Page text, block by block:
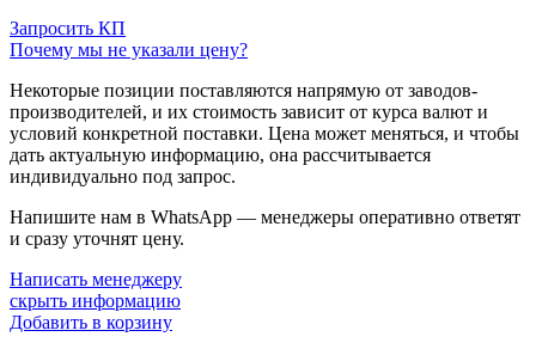
Запросить КП
Почему мы не указали цену?
Некоторые позиции поставляются напрямую от заводов-
производителей, и их стоимость зависит от курса валют и
условий конкретной поставки. Цена может меняться, и чтобы
дать актуальную информацию, она рассчитывается
индивидуально под запрос.
Напишите нам в WhatsApp — менеджеры оперативно ответят
и сразу уточнят цену.
Написать менеджеру
скрыть информацию
Добавить в корзину